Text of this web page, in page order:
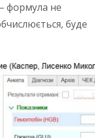
формула не
буде